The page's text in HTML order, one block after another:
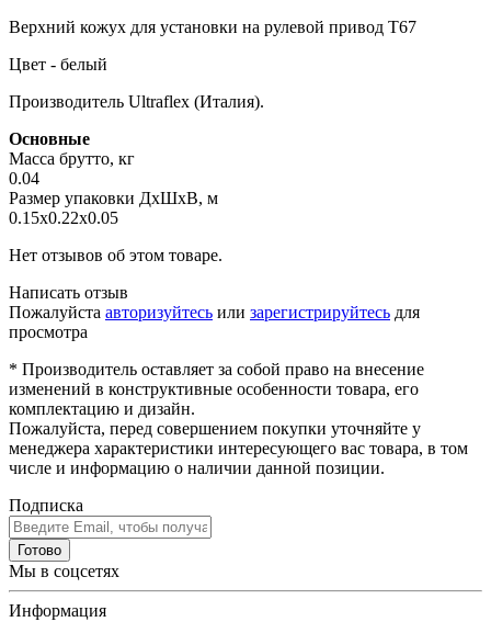
Верхний кожух для установки на рулевой привод T67
Цвет - белый
Производитель Ultraflex (Италия).
Основные
Масса брутто, кг
0.04
Размер упаковки ДхШхВ, м
0.15x0.22x0.05
Нет отзывов об этом товаре.
Написать отзыв
Пожалуйста авторизуйтесь или зарегистрируйтесь для
просмотра
* Производитель оставляет за собой право на внесение
изменений в конструктивные особенности товара, его
комплектацию и дизайн.
Пожалуйста, перед совершением покупки уточняйте у
менеджера характеристики интересующего вас товара, в том
числе и информацию о наличии данной позиции.
Подписка
Готово
Мы в соцсетях
Информация